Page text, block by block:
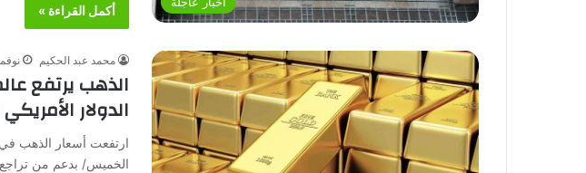
أكمل القراءة »
محمد عبد الحكيم نوفمبر 2,
الذهب يرتفع
الدولار
ارتفعت أسعار الذهب في
الخميس/ بدعم من تراجع